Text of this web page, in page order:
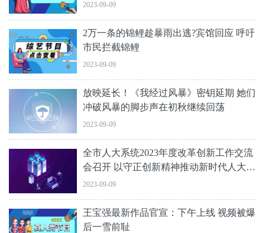
2023-09-09
2万一条的锦鲤趁暴雨出逃?宾馆回应 呼吁
市民拦截锦鲤
2023-09-09
放映延长！《我经过风暴》密钥延期 她们
冲破风暴的脚步声在初秋继续回荡
2023-09-09
全市人大系统2023年度改革创新工作交流
会召开 以守正创新精神推动新时代人大工
作高质量发展
2023-09-09
王宝强最新作品官宣：下午上线 视频被爆
后一雪前耻